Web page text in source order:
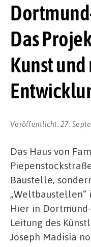
Das
Kunst
Veröffentlicht:27.
Das Haus von
Baustelle,
Hier in
Leitung des
Joseph Madisia